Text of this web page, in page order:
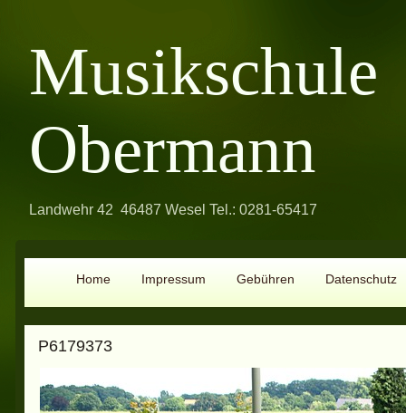
Musikschule
Obermann
Landwehr 42 46487 Wesel Tel.: 0281-65417
Home Impressum Gebühren Datenschutz
P6179373